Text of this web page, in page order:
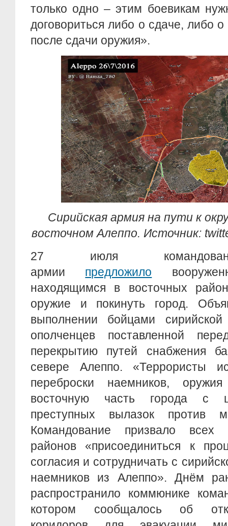
только одно – этим боевикам
договориться либо о сдаче, либо
после сдачи оружия».
Сирийская армия на пути к
восточном Алеппо. Источник:
27 июля
армии предложило
находящимся в восточных
оружие и покинуть город.
выполнении бойцами
ополченцев поставленной
перекрытию путей снабжения
севере Алеппо. «Террористы
переброски наемников,
восточную часть города с
преступных вылазок против
Командование призвало всех
районов «присоединиться к
согласия и сотрудничать с
наемников из Алеппо». Днём
распространило коммюнике
котором сообщалось об